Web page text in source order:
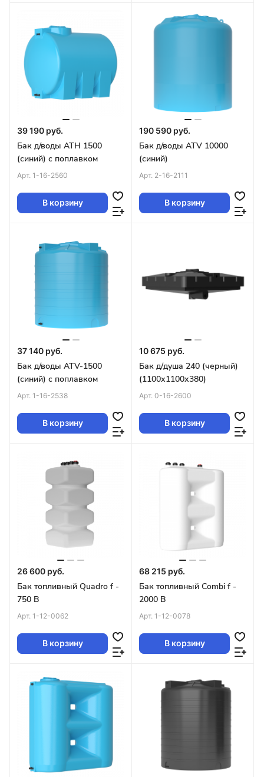
39 190 руб.
Бак д/воды ATH 1500
(синий) с поплавком
Арт. 1-16-2560
В корзину
190 590 руб.
Бак д/воды ATV 10000
(синий)
Арт. 2-16-2111
В корзину
37 140 руб.
Бак д/воды ATV-1500
(синий) с поплавком
Арт. 1-16-2538
В корзину
10 675 руб.
Бак д/душа 240 (черный)
(1100х1100х380)
Арт. 0-16-2600
В корзину
26 600 руб.
Бак топливный Quadro f -
750 B
Арт. 1-12-0062
В корзину
68 215 руб.
Бак топливный Combi f -
2000 B
Арт. 1-12-0078
В корзину